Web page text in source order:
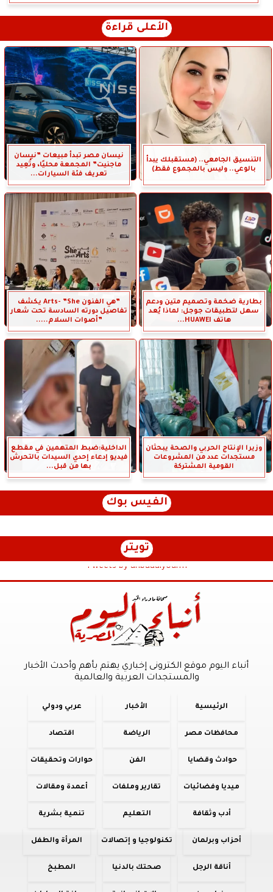
الأعلى قراءة
التنسيق الجامعي.. (مستقبلك يبدأ
بالوعي.. وليس بالمجموع فقط)
نيسان مصر تبدأ مبيعات ”نيسان
ماجنيت” المجمعة محليًا، وتُعِيد
تعريف فئة السيارات...
بطارية ضخمة وتصميم متين ودعم
سهل لتطبيقات جوجل: لماذا يُعد
هاتف HUAWEI...
”هي الفنون Arts- ”She يكشف
تفاصيل دورته السادسة تحت شعار
”أصوات السلام.....
وزيرا الإنتاج الحربي والصحة يبحثان
مستجدات عدد من المشروعات
القومية المشتركة
الداخلية:ضبط المتهمين في مقطع
فيديو إدعاء إحدي السيدات بالتحرش
بها من قبل...
الفيس بوك
تويتر
Tweets by anbaaalyoum1
أنباء اليوم موقع الكترونى إخباري يهتم بأهم وأحدث الأخبار
والمستجدات العربية والعالمية
الرئيسية الأخبار عربي ودولي
محافظات مصر الرياضة اقتصاد
حوادث وقضايا الفن حوارات وتحقيقات
ميديا وفضائيات تقارير وملفات أعمدة ومقالات
أدب وثقافة التعليم تنمية بشرية
أحزاب وبرلمان تكنولوجيا و إتصالات المرأة والطفل
أناقة الرجل صحتك بالدنيا المطبخ